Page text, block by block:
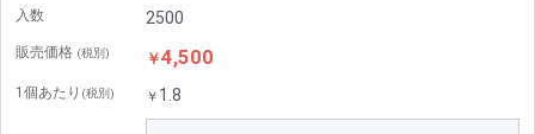
入数 2500
販売価格 (税別) ￥4,500
1個あたり (税別) ￥ 1.8